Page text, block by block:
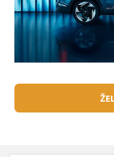
je iznos koji klijent
Fiksna kamata stopa
kredita (CPI) kako bi
životnih situacija
kredita, te je uključena